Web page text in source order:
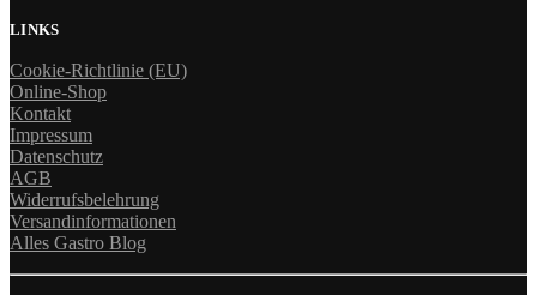
LINKS
Cookie-Richtlinie (EU)
Online-Shop
Kontakt
Impressum
Datenschutz
AGB
Widerrufsbelehrung
Versandinformationen
Alles Gastro Blog